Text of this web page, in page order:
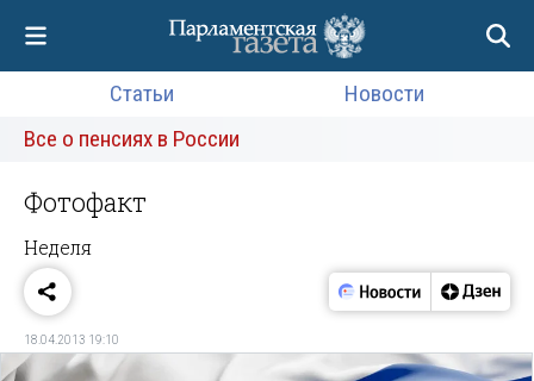
Статьи
Новости
Все о пенсиях в России
Фотофакт
Неделя
18.04.2013 19:10